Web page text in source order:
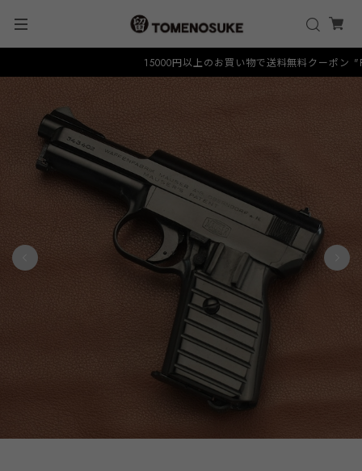
15000円以上のお買い物で送料無料クーポン